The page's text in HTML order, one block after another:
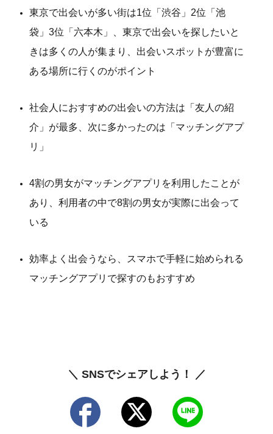
東京で出会いが多い街は1位「渋谷」2位「池
袋」3位「六本木」、東京で出会いを探したいと
きは多くの人が集まり、出会いスポットが豊富に
ある場所に行くのがポイント
社会人におすすめの出会いの方法は「友人の紹
介」が最多、次に多かったのは「マッチングアプ
リ」
4割の男女がマッチングアプリを利用したことが
あり、利用者の中で8割の男女が実際に出会って
いる
効率よく出会うなら、スマホで手軽に始められる
マッチングアプリで探すのもおすすめ
＼ SNSでシェアしよう！ ／